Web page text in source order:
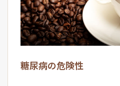
糖尿病の危険性